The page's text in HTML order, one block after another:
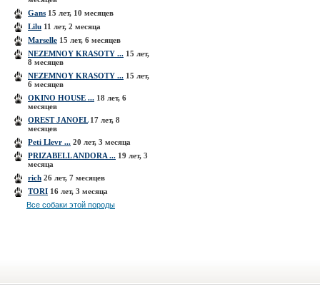
Gans 15 лет, 10 месяцев
Lilu 11 лет, 2 месяца
Marselle 15 лет, 6 месяцев
NEZEMNOY KRASOTY ... 15 лет,
8 месяцев
NEZEMNOY KRASOTY ... 15 лет,
6 месяцев
OKINO HOUSE ... 18 лет, 6
месяцев
OREST JANOEL17 лет, 8
месяцев
Peti Llevr ... 20 лет, 3 месяца
PRIZABELL ANDORA ... 19 лет, 3
месяца
rich 26 лет, 7 месяцев
TORI 16 лет, 3 месяца
Все собаки этой породы